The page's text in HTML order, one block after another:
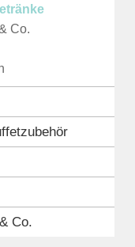
Co.
Co.